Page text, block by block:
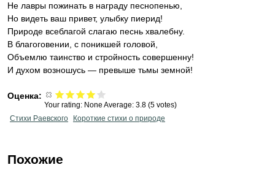
Не лавры пожинать в награду песнопенью,
Но видеть ваш привет, улыбку пиерид!
Природе всеблагой слагаю песнь хвалебну.
В благоговении, с поникшей головой,
Объемлю таинство и стройность совершенну!
И духом возношусь — превыше тьмы земной!
Оценка:
Your rating: None Average: 3.8 (5 votes)
Стихи Раевского
Короткие стихи о природе
Похожие